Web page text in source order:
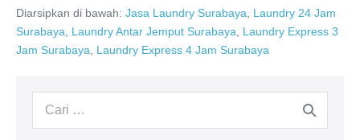
Terdekat
Surabaya
Diarsipkan di bawah: Jasa Laundry Surabaya
Laundry 24 Jam
Surabaya
Laundry Antar Jemput Surabaya
Laundry Express 3
Jam Surabaya
Laundry Express 4 Jam Surabaya
Pencarian